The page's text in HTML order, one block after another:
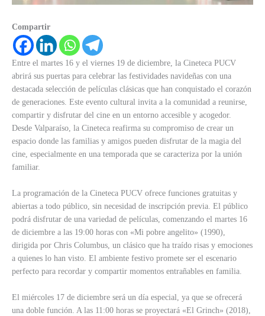
Compartir
Entre el martes 16 y el viernes 19 de diciembre, la Cineteca PUCV
abrirá sus puertas para celebrar las festividades navideñas con una
destacada selección de películas clásicas que han conquistado el corazón
de generaciones. Este evento cultural invita a la comunidad a reunirse,
compartir y disfrutar del cine en un entorno accesible y acogedor.
Desde Valparaíso, la Cineteca reafirma su compromiso de crear un
espacio donde las familias y amigos pueden disfrutar de la magia del
cine, especialmente en una temporada que se caracteriza por la unión
familiar.
La programación de la Cineteca PUCV ofrece funciones gratuitas y
abiertas a todo público, sin necesidad de inscripción previa. El público
podrá disfrutar de una variedad de películas, comenzando el martes 16
de diciembre a las 19:00 horas con «Mi pobre angelito» (1990),
dirigida por Chris Columbus, un clásico que ha traído risas y emociones
a quienes lo han visto. El ambiente festivo promete ser el escenario
perfecto para recordar y compartir momentos entrañables en familia.
El miércoles 17 de diciembre será un día especial, ya que se ofrecerá
una doble función. A las 11:00 horas se proyectará «El Grinch» (2018),